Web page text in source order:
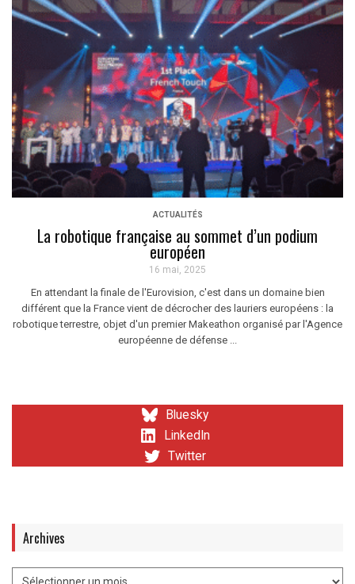
ACTUALITÉS
La robotique française au sommet d’un podium
européen
16 mai, 2025
En attendant la finale de l'Eurovision, c'est dans un domaine bien
différent que la France vient de décrocher des lauriers européens : la
robotique terrestre, objet d'un premier Makeathon organisé par l'Agence
européenne de défense ...
Bluesky
LinkedIn
Twitter
Archives